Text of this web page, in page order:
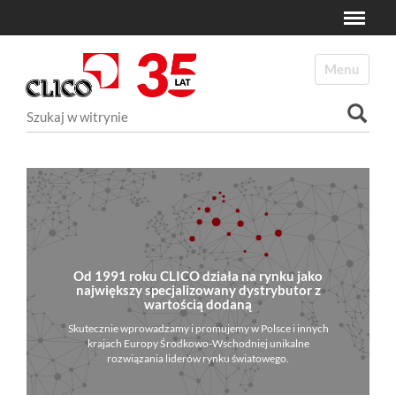
Toggle
Od 1991 roku CLICO działa na rynku jako
największy specjalizowany dystrybutor z
wartością dodaną
Skutecznie wprowadzamy i promujemy w Polsce i innych
krajach Europy Środkowo-Wschodniej unikalne
rozwiązania liderów rynku światowego.